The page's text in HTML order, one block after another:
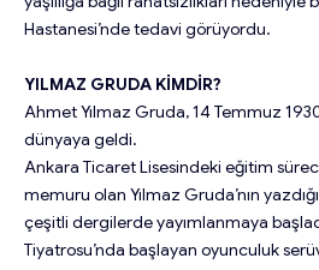
Hastanesi’nde tedavi görüyordu.
YILMAZ GRUDA KİMDİR?
Ahmet Yılmaz Gruda, 14 Temmuz
dünyaya geldi.
Ankara Ticaret Lisesindeki eğitim
memuru olan Yılmaz Gruda’nın
çeşitli dergilerde yayımlanmaya
Tiyatrosu’nda başlayan oyunculuk